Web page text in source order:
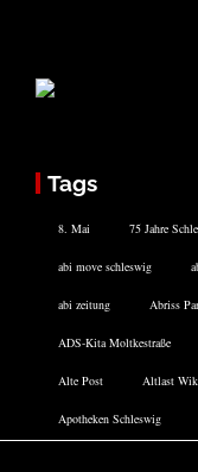
Tags
8. Mai 75 Jahre
abi move schleswig
abi zeitung Abriss
ADS-Kita Moltkestraße
Alte Post Altlast
Apotheken Schleswig